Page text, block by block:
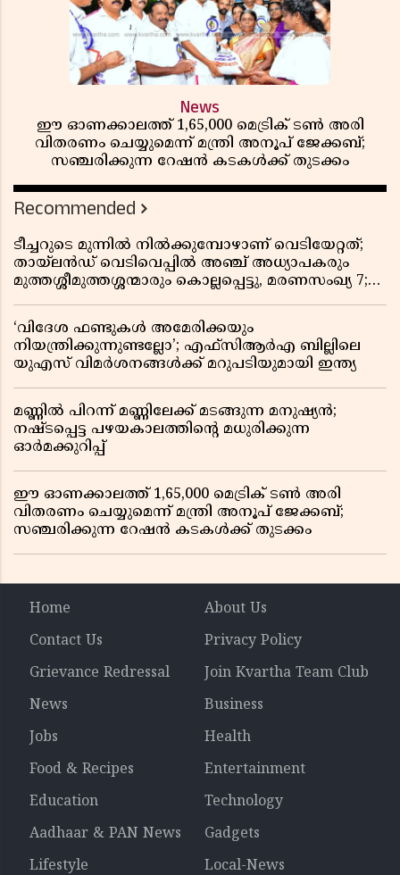
News
ഈ ഓണക്കാലത്ത് 1,65,000 മെട്രിക് ടൺ അരി
വിതരണം ചെയ്യുമെന്ന് മന്ത്രി അനൂപ് ജേക്കബ്;
സഞ്ചരിക്കുന്ന റേഷൻ കടകൾക്ക് തുടക്കം
Recommended
ടീച്ചറുടെ മുന്നിൽ നിൽക്കുമ്പോഴാണ് വെടിയേറ്റത്;
തായ്‌ലൻഡ് വെടിവെപ്പിൽ അഞ്ച് അധ്യാപകരും
മുത്തശ്ശീമുത്തശ്ശന്മാരും കൊല്ലപ്പെട്ടു, മരണസംഖ്യ 7;
‘വിദേശ ഫണ്ടുകൾ അമേരിക്കയും
നിയന്ത്രിക്കുന്നുണ്ടല്ലോ’; എഫ്സിആർഎ ബില്ലിലെ
യുഎസ് വിമർശനങ്ങൾക്ക് മറുപടിയുമായി ഇന്ത്യ
മണ്ണിൽ പിറന്ന് മണ്ണിലേക്ക് മടങ്ങുന്ന മനുഷ്യൻ;
നഷ്ടപ്പെട്ട പഴയകാലത്തിൻ്റെ മധുരിക്കുന്ന
ഓർമക്കുറിപ്പ്
ഈ ഓണക്കാലത്ത് 1,65,000 മെട്രിക് ടൺ അരി
വിതരണം ചെയ്യുമെന്ന് മന്ത്രി അനൂപ് ജേക്കബ്;
സഞ്ചരിക്കുന്ന റേഷൻ കടകൾക്ക് തുടക്കം
Home
About Us
Contact Us
Privacy Policy
Grievance Redressal
Join Kvartha Team Club
News
Business
Jobs
Health
Food & Recipes
Entertainment
Education
Technology
Aadhaar & PAN News
Gadgets
Lifestyle
Local-News